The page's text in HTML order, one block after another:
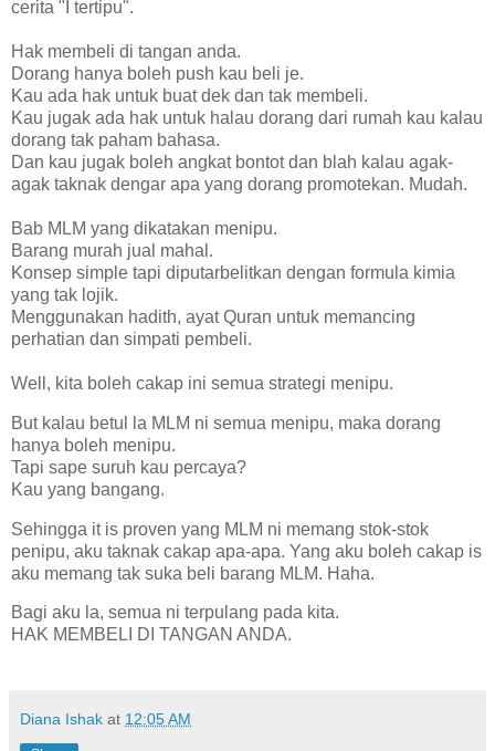
cerita "I tertipu".
Hak membeli di tangan anda.
Dorang hanya boleh push kau beli je.
Kau ada hak untuk buat dek dan tak membeli.
Kau jugak ada hak untuk halau dorang dari rumah kau kalau
dorang tak paham bahasa.
Dan kau jugak boleh angkat bontot dan blah kalau agak-
agak taknak dengar apa yang dorang promotekan. Mudah.
Bab MLM yang dikatakan menipu.
Barang murah jual mahal.
Konsep simple tapi diputarbelitkan dengan formula kimia
yang tak lojik.
Menggunakan hadith, ayat Quran untuk memancing
perhatian dan simpati pembeli.
Well, kita boleh cakap ini semua strategi menipu.
But kalau betul la MLM ni semua menipu, maka dorang
hanya boleh menipu.
Tapi sape suruh kau percaya?
Kau yang bangang.
Sehingga it is proven yang MLM ni memang stok-stok
penipu, aku taknak cakap apa-apa. Yang aku boleh cakap is
aku memang tak suka beli barang MLM. Haha.
Bagi aku la, semua ni terpulang pada kita.
HAK MEMBELI DI TANGAN ANDA.
Diana Ishak at 12:05 AM